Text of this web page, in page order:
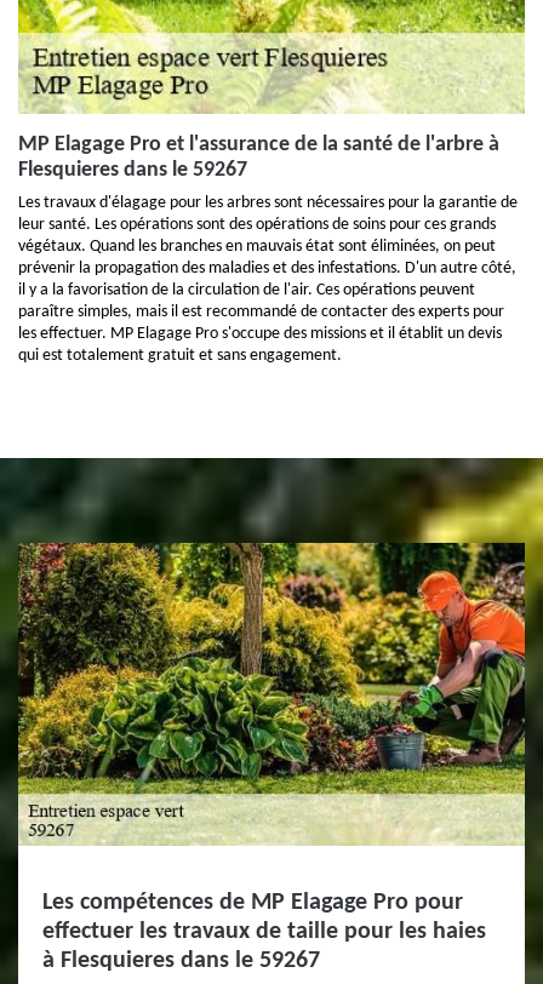
MP Elagage Pro et l'assurance de la santé de l'arbre à
Flesquieres dans le 59267
Les travaux d'élagage pour les arbres sont nécessaires pour la garantie de
leur santé. Les opérations sont des opérations de soins pour ces grands
végétaux. Quand les branches en mauvais état sont éliminées, on peut
prévenir la propagation des maladies et des infestations. D'un autre côté,
il y a la favorisation de la circulation de l'air. Ces opérations peuvent
paraître simples, mais il est recommandé de contacter des experts pour
les effectuer. MP Elagage Pro s'occupe des missions et il établit un devis
qui est totalement gratuit et sans engagement.
Les compétences de MP Elagage Pro pour
effectuer les travaux de taille pour les haies
à Flesquieres dans le 59267